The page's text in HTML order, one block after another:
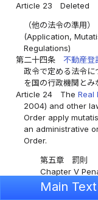
Article 23
Deleted
（他の法令の準用）
(Application,
Regulations)
第二十四条
不動産登
政令で定める法令
を国の行政機関とみ
Article 24
TheReal
2004) and other
Order apply
an administrative
Order.
第五章 罰則
Chapter V
第二十五条
第十三条
た者は、一年以下
Main Text